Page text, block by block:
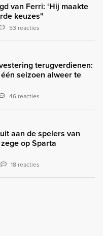
van Ferri: ‘Hij maakte
keuzes"
53 reacties
terugverdienen:
seizoen alweer te
46 reacties
aan de spelers van
op Sparta
18 reacties